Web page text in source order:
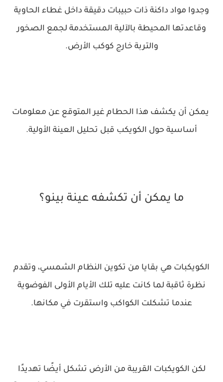
وجدوا مواد داكنة ذات حبيبات دقيقة داخل غطاء الحاوية
وقاعدتها المحيطة بالآلية المستخدمة لجمع الصخور
والتربة خارج كوكب الأرض.
يمكن أن يكشف هذا الحطام غير المتوقع عن معلومات
أساسية حول الكويكب قبل تحليل العينة الأولية.
ما يمكن أن تكشفه عينة بينو؟
الكويكبات هي بقايا من تكوين النظام الشمسي، وتقدم
نظرة ثاقبة لما كانت عليه تلك الأيام الأولى الفوضوية
عندما تشكلت الكواكب واستقرت في مكانها.
لكن الكويكبات القريبة من الأرض تشكل أيضًا تهديدًا